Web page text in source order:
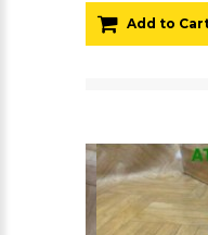
Add to